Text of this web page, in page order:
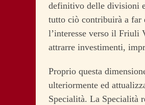
definitivo delle divisioni
tutto ciò contribuirà a far
l’interesse verso il Friuli
attrarre investimenti,
Proprio questa
ulteriormente ed
Specialità. La Specialità